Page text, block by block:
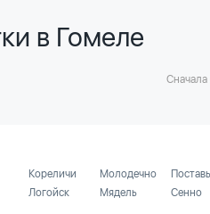
в Гомеле
Сначала
Кореличи
Логойск
Молодечно
Мядель
Сенно